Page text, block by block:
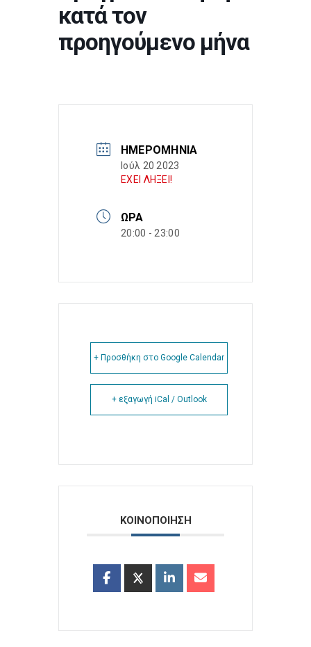
κατά τον
προηγούμενο μήνα
ΗΜΕΡΟΜΗΝΊΑ
Ιούλ 20 2023
ΕΧΕΙ ΛΗΞΕΙ!
ΏΡΑ
20:00 - 23:00
+ Προσθήκη στο Google Calendar
+ εξαγωγή iCal / Outlook
ΚΟΙΝΟΠΟΙΗΣΗ